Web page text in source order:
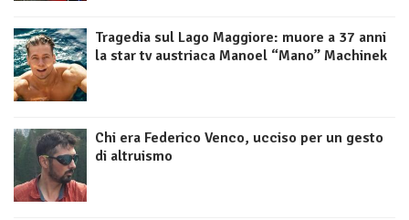
Tragedia sul Lago Maggiore: muore a 37 anni
la star tv austriaca Manoel “Mano” Machinek
Chi era Federico Venco, ucciso per un gesto
di altruismo